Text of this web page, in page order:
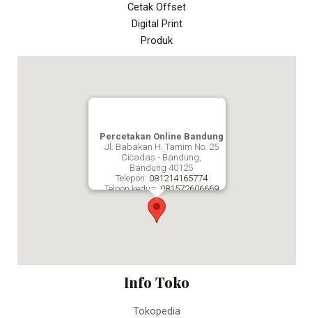
Cetak Offset
Digital Print
Produk
Percetakan Online Bandung
Jl. Babakan H. Tamim No. 25
Cicadas - Bandung,
Bandung 40125
Telepon: 081214165774
Telpon kedua: 081572606669
Percetakan Online Bandung
Info Toko
Tokopedia